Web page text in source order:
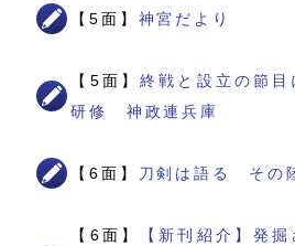
【5面】 神宮だより
【5面】終戦と設立の節
研修 神政連兵庫
【6面】 刀剣は語る そ
【6面】
【新刊紹介】発